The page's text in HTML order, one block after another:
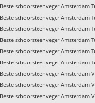
Beste schoorsteenveger Amsterdam
Beste schoorsteenveger Amsterdam
Beste schoorsteenveger Amsterdam
Beste schoorsteenveger Amsterdam
Beste schoorsteenveger Amsterdam
Beste schoorsteenveger Amsterdam
Beste schoorsteenveger Amsterdam
Beste schoorsteenveger Amsterdam
Beste schoorsteenveger Amsterdam